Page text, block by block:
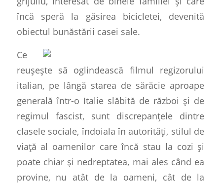
încă speră la găsirea bicicletei, devenită
obiectul bunăstării casei sale.
Ce
reușește să oglindească filmul regizorului
italian, pe lângă starea de sărăcie aproape
generală într-o Italie slăbită de război și de
regimul fascist, sunt discrepanțele dintre
clasele sociale, îndoiala în autorități, stilul de
viață al oamenilor care încă stau la cozi și
poate chiar și nedreptatea, mai ales când ea
provine, nu atât de la oameni, cât de la